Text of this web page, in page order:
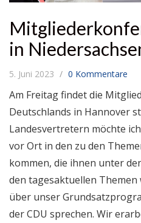
in
5. Juni 2023 0 Kommentare
Am Freitag findet die
Deutschlands in Hannover
Landesvertretern möchte
vor Ort in den zu den
kommen, die ihnen unter
den tagesaktuellen
über unser
der CDU sprechen. Wir